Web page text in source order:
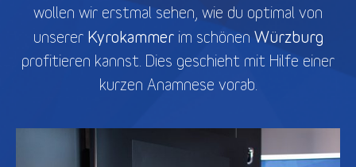
wollen wir erstmal sehen, wie du optimal von
unserer Kyrokammerim schönen Würzburg
profitieren kannst. Dies geschieht mit Hilfe einer
kurzen Anamnese vorab.